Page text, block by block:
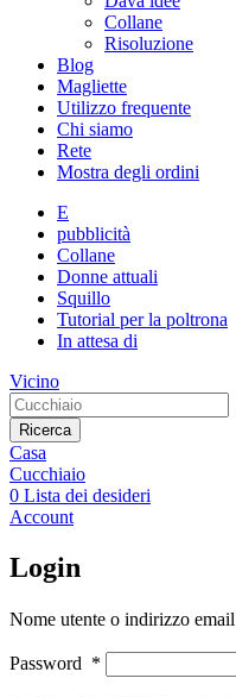
Collane
Risoluzione
Blog
Magliette
Utilizzo frequente
Chi siamo
Rete
Mostra degli ordini
E
pubblicità
Collane
Donne attuali
Squillo
Tutorial per la poltrona
In attesa di
Vicino
Ricerca
Casa
Cucchiaio
0 Lista dei desideri
Account
Login
Nome utente o indirizzo email
Password *